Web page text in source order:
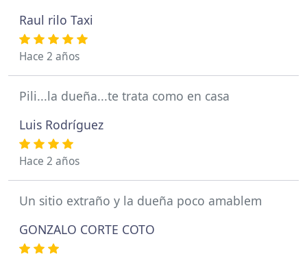
Raul rilo Taxi
Hace 2 años
Pili...la dueña...te trata como en casa
Luis Rodríguez
Hace 2 años
Un sitio extraño y la dueña poco amablem
GONZALO CORTE COTO